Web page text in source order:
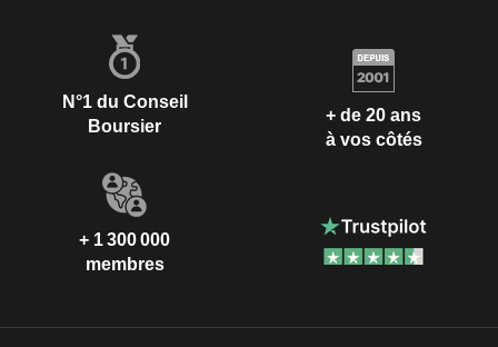
N°1 du Conseil
Boursier
+ de 20 ans
à vos côtés
+ 1 300 000
membres